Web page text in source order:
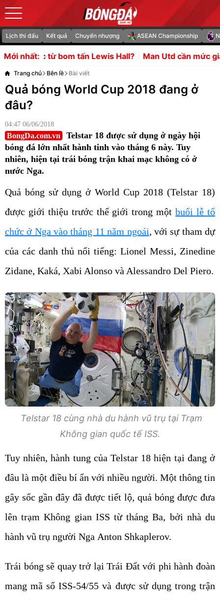
Lịch thi đấu Kết quả Chuyển nhượng ASEAN Championship
Mới nhất:
tấn Lewis Hall? Man Utd cần mức giá điên rồ để sở
Trang chủ Bên lề Bài viết
Quả bóng World Cup 2018 đang ở
đâu?
04:47 06/06/2018
BongDa.com.vn
Telstar 18 được sử dụng ở ngày hội
bóng đá lớn nhất hành tinh vào tháng 6 này. Tuy
nhiên, hiện tại trái bóng trận khai mạc không có ở
nước Nga.
Quả bóng sử dụng ở World Cup 2018 (Telstar 18)
được giới thiệu trước thế giới trong mộtbuổi lễ tổ
chức ở Nga vào tháng 11 năm ngoái, với sự tham dự
của các danh thủ nổi tiếng: Lionel Messi, Zinedine
Zidane, Kaká, Xabi Alonso và Alessandro Del Piero.
Telstar 18 cùng nhà du hành vũ trụ tại Trạm
Không gian quốc tế ISS.
Tuy nhiên, hành tung của Telstar 18 hiện tại đang ở
đâu là một điều bí ẩn với nhiều người. Một thông tin
gây sốc gần đây đã được tiết lộ, quả bóng được đưa
lên trạm Không gian ISS từ tháng Ba, bởi nhà du
hành vũ trụ người Nga Anton Shkaplerov.
Trái bóng sẽ quay trở lại Trái Đất với phi hành đoàn
mang mã số ISS-54/55 và được sử dụng trong trận